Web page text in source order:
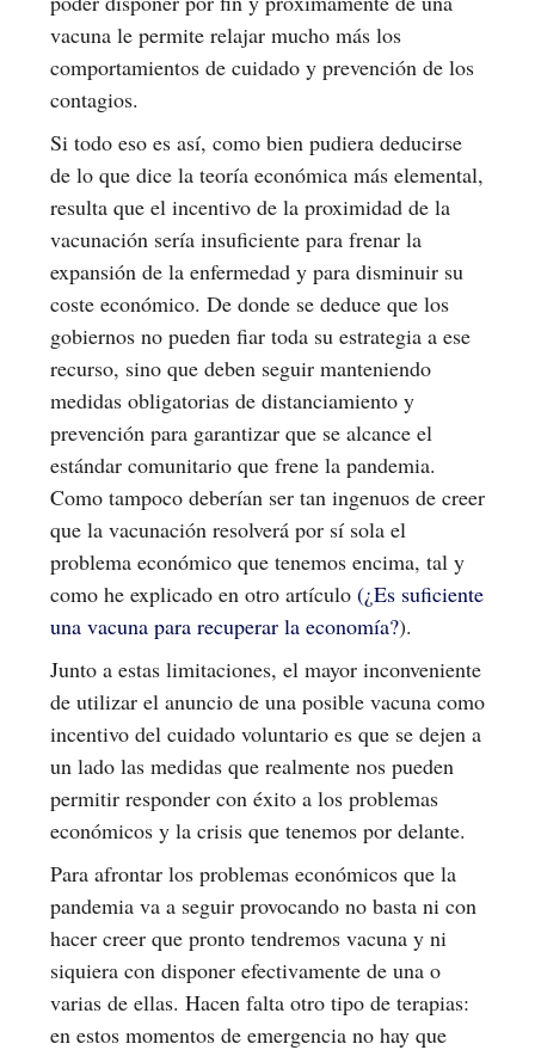
vacuna le permite relajar mucho más los
comportamientos de cuidado y prevención de los
contagios.
Si todo eso es así, como bien pudiera deducirse
de lo que dice la teoría económica más elemental,
resulta que el incentivo de la proximidad de la
vacunación sería insuficiente para frenar la
expansión de la enfermedad y para disminuir su
coste económico. De donde se deduce que los
gobiernos no pueden fiar toda su estrategia a ese
recurso, sino que deben seguir manteniendo
medidas obligatorias de distanciamiento y
prevención para garantizar que se alcance el
estándar comunitario que frene la pandemia.
Como tampoco deberían ser tan ingenuos de creer
que la vacunación resolverá por sí sola el
problema económico que tenemos encima, tal y
como he explicado en otro artículo (¿Es suficiente
una vacuna para recuperar la economía?).
Junto a estas limitaciones, el mayor inconveniente
de utilizar el anuncio de una posible vacuna como
incentivo del cuidado voluntario es que se dejen a
un lado las medidas que realmente nos pueden
permitir responder con éxito a los problemas
económicos y la crisis que tenemos por delante.
Para afrontar los problemas económicos que la
pandemia va a seguir provocando no basta ni con
hacer creer que pronto tendremos vacuna y ni
siquiera con disponer efectivamente de una o
varias de ellas. Hacen falta otro tipo de terapias:
en estos momentos de emergencia no hay que